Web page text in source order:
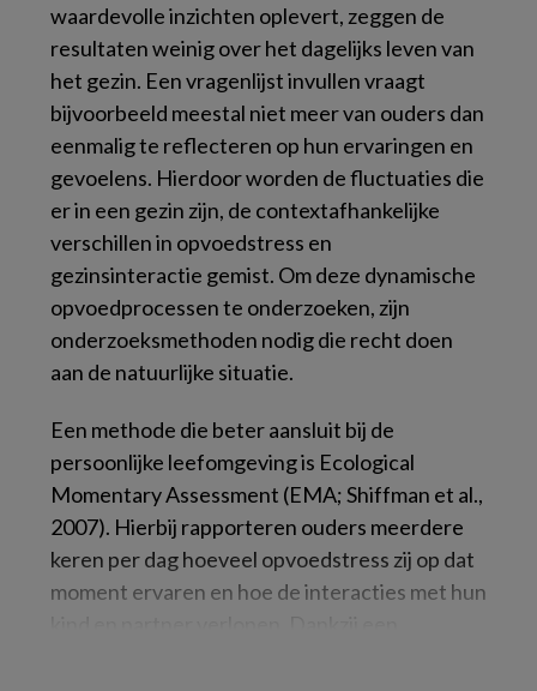
waardevolle inzichten oplevert, zeggen de
resultaten weinig over het dagelijks leven van
het gezin. Een vragenlijst invullen vraagt
bijvoorbeeld meestal niet meer van ouders dan
eenmalig te reflecteren op hun ervaringen en
gevoelens. Hierdoor worden de fluctuaties die
er in een gezin zijn, de contextafhankelijke
verschillen in opvoedstress en
gezinsinteractie gemist. Om deze dynamische
opvoedprocessen te onderzoeken, zijn
onderzoeksmethoden nodig die recht doen
aan de natuurlijke situatie.
Een methode die beter aansluit bij de
persoonlijke leefomgeving is Ecological
Momentary Assessment (EMA; Shiffman et al.,
2007). Hierbij rapporteren ouders meerdere
keren per dag hoeveel opvoedstress zij op dat
moment ervaren en hoe de interacties met hun